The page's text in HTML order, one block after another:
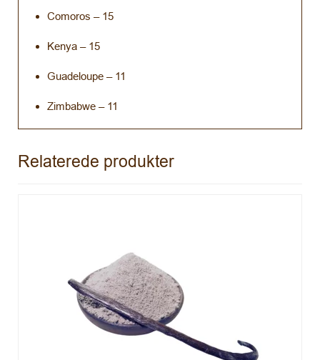
Comoros – 15
Kenya – 15
Guadeloupe – 11
Zimbabwe – 11
Relaterede produkter